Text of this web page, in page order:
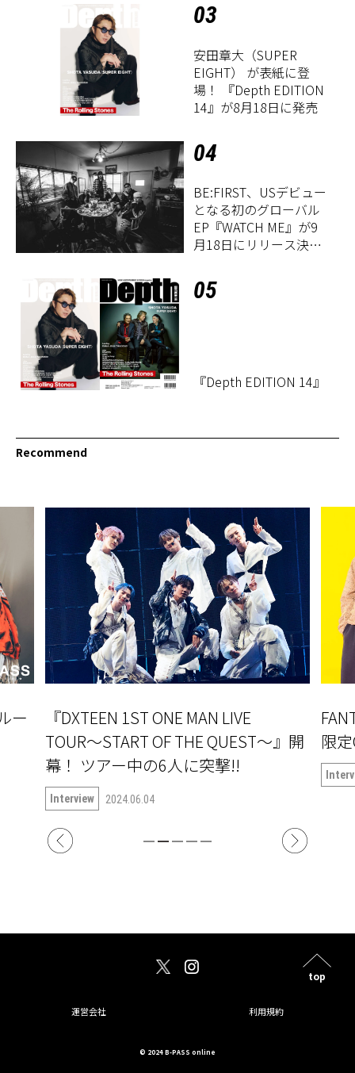
03
安田章大（SUPER
EIGHT） が表紙に登
場！ 『Depth EDITION
14』が8月18日に発売
04
BE:FIRST、USデビュー
となる初のグローバル
EP『WATCH ME』が9
月18日にリリース決
05
『Depth EDITION 14』
Recommend
ー
『DXTEEN 1ST ONE MAN LIVE
TOUR〜START OF THE QUEST〜』開
幕！ ツアー中の6人に突撃!!
Interview 2024.06.04
限
top
運営会社 利用規約
© 2024 B-PASS online